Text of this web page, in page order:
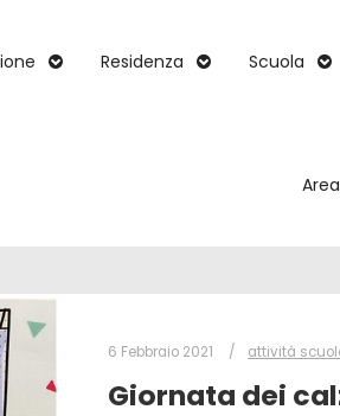
Residenza Scuola
6 Febbraio 2021 attività
Giornata dei